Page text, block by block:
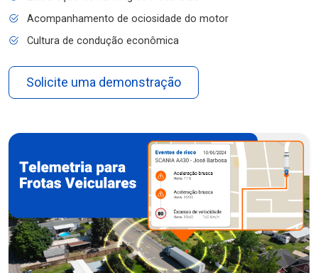
Acompanhamento de ociosidade do motor
Cultura de condução econômica
Solicite uma demonstração